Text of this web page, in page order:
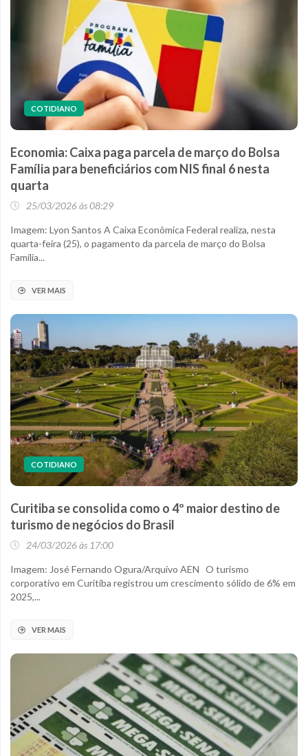
COTIDIANO
Economia: Caixa paga parcela de março do Bolsa
Família para beneficiários com NIS final 6 nesta
quarta
25/03/2026 às 08:29
Imagem: Lyon Santos A Caixa Econômica Federal realiza, nesta
quarta-feira (25), o pagamento da parcela de março do Bolsa
Família...
VER MAIS
COTIDIANO
Curitiba se consolida como o 4º maior destino de
turismo de negócios do Brasil
24/03/2026 às 17:00
Imagem: José Fernando Ogura/Arquivo AEN O turismo
corporativo em Curitiba registrou um crescimento sólido de 6% em
2025,...
VER MAIS